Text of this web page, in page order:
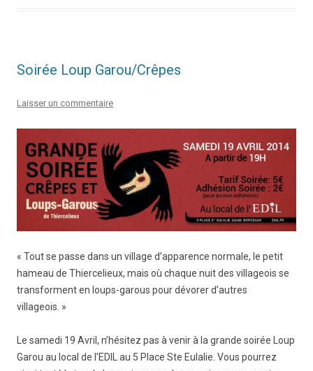
Soirée Loup Garou/Crêpes
Laisser un commentaire
« Tout se passe dans un village d’apparence normale, le petit
hameau de Thiercelieux, mais où chaque nuit des villageois se
transforment en loups-garous pour dévorer d’autres
villageois. »
Le samedi 19 Avril, n’hésitez pas à venir à la grande soirée Loup
Garou au local de l’EDIL au 5 Place Ste Eulalie. Vous pourrez